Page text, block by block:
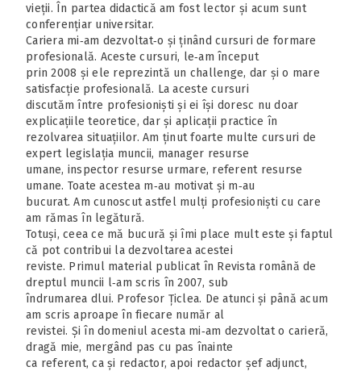
vieții. În partea didactică am fost lector și acum sunt
conferențiar universitar.
Cariera mi‑am dezvoltat‑o și ținând cursuri de formare
profesională. Aceste cursuri, le‑am început
prin 2008 și ele reprezintă un challenge, dar și o mare
satisfacție profesională. La aceste cursuri
discutăm între profesioniști și ei își doresc nu doar
explicațiile teoretice, dar și aplicații practice în
rezolvarea situațiilor. Am ținut foarte multe cursuri de
expert legislația muncii, manager resurse
umane, inspector resurse urmare, referent resurse
umane. Toate acestea m‑au motivat și m‑au
bucurat. Am cunoscut astfel mulți profesioniști cu care
am rămas în legătură.
Totuși, ceea ce mă bucură și îmi place mult este și faptul
că pot contribui la dezvoltarea acestei
reviste. Primul material publicat în Revista română de
dreptul muncii l‑am scris în 2007, sub
îndrumarea dlui. Profesor Țiclea. De atunci și până acum
am scris aproape în fiecare număr al
revistei. Și în domeniul acesta mi‑am dezvoltat o carieră,
dragă mie, mergând pas cu pas înainte
ca referent, ca și redactor, apoi redactor șef adjunct,